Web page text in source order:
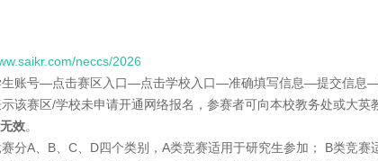
neccs/2026
生账号—点击赛区入口—点击学校入口—准确填写信息—提交信息
该赛区/学校未申请开通网络报名，参赛者可向本校教务处或大英
效。
分A、B、C、D四个类别，A类竞赛适用于研究生参加； B类竞赛